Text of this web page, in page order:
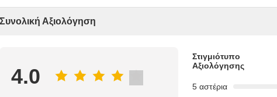
Συνολική Αξιολόγηση
4.0
Στιγμιότυπο
Αξιολόγησης
5 αστέρια